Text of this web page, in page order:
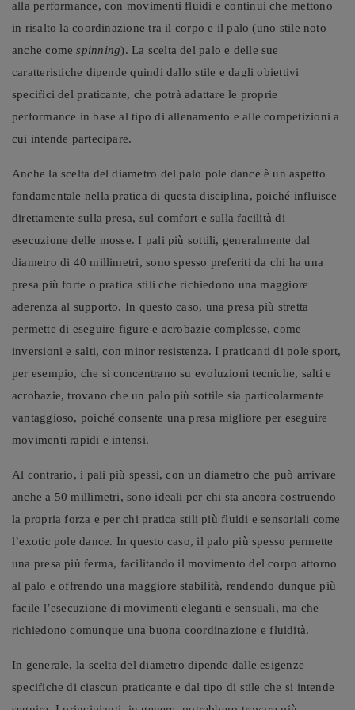
alla performance, con movimenti fluidi e continui che mettono
in risalto la coordinazione tra il corpo e il palo (uno stile noto
anche comespinning). La scelta del palo e delle sue
caratteristiche dipende quindi dallo stile e dagli obiettivi
specifici del praticante, che potrà adattare le proprie
performance in base al tipo di allenamento e alle competizioni a
cui intende partecipare.
Anche la scelta del diametro del palo pole dance è un aspetto
fondamentale nella pratica di questa disciplina, poiché influisce
direttamente sulla presa, sul comfort e sulla facilità di
esecuzione delle mosse. I pali più sottili, generalmente dal
diametro di 40 millimetri, sono spesso preferiti da chi ha una
presa più forte o pratica stili che richiedono una maggiore
aderenza al supporto. In questo caso, una presa più stretta
permette di eseguire figure e acrobazie complesse, come
inversioni e salti, con minor resistenza. I praticanti di pole sport,
per esempio, che si concentrano su evoluzioni tecniche, salti e
acrobazie, trovano che un palo più sottile sia particolarmente
vantaggioso, poiché consente una presa migliore per eseguire
movimenti rapidi e intensi.
Al contrario, i pali più spessi, con un diametro che può arrivare
anche a 50 millimetri, sono ideali per chi sta ancora costruendo
la propria forza e per chi pratica stili più fluidi e sensoriali come
l’exotic pole dance. In questo caso, il palo più spesso permette
una presa più ferma, facilitando il movimento del corpo attorno
al palo e offrendo una maggiore stabilità, rendendo dunque più
facile l’esecuzione di movimenti eleganti e sensuali, ma che
richiedono comunque una buona coordinazione e fluidità.
In generale, la scelta del diametro dipende dalle esigenze
specifiche di ciascun praticante e dal tipo di stile che si intende